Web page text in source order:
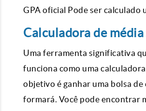
GPA oficial Pode ser calculado
Calculadora de
Uma ferramenta significativa
funciona como uma
objetivo é ganhar uma bolsa
formará. Você pode encontrar